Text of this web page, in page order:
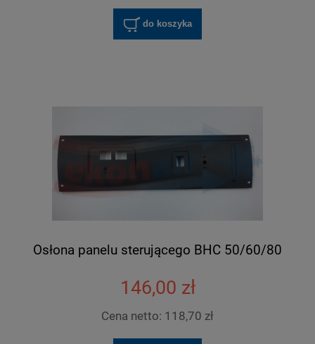
do koszyka
Osłona panelu sterującego BHC 50/60/80
146,00 zł
Cena netto: 118,70 zł